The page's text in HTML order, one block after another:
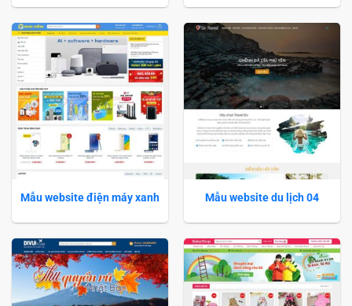
Mẫu website điện máy xanh Mẫu website du lịch 04